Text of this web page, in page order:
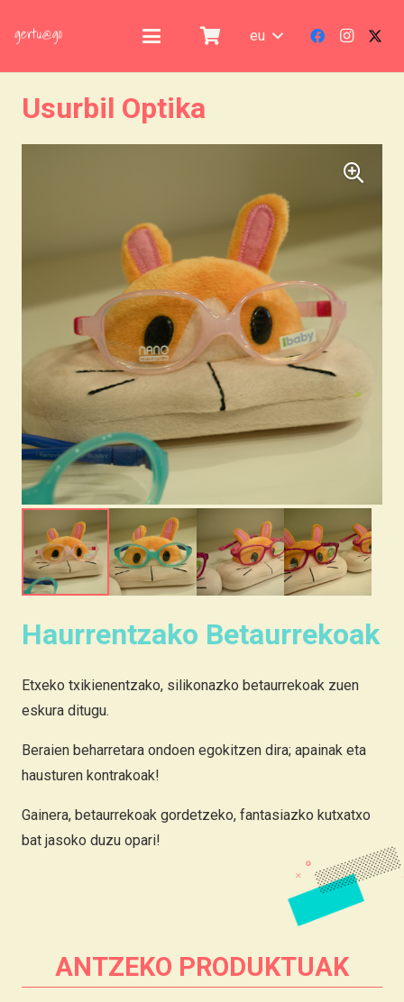
eu
Usurbil Optika
Haurrentzako Betaurrekoak
Etxeko txikienentzako, silikonazko betaurrekoak zuen
eskura ditugu.
Beraien beharretara ondoen egokitzen dira; apainak eta
hausturen kontrakoak!
Gainera, betaurrekoak gordetzeko, fantasiazko kutxatxo
bat jasoko duzu opari!
ANTZEKO PRODUKTUAK